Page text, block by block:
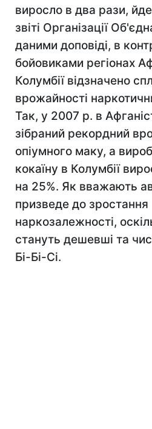
виросло в два рази,
звіті Організації
даними доповіді, в
бойовиками регіонах
Колумбії відзначено
врожайності
Так, у 2007 р. в
зібраний рекордний
опіумного маку, а
кокаїну в Колумбії
на 25%. Як вважають
призведе до зростання
наркозалежності,
стануть дешевші та
Бі-Бі-Сі.